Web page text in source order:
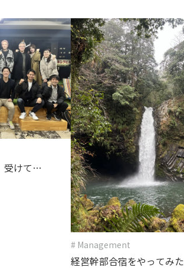
受けてみ
# Management
経営幹部合宿をやってみた